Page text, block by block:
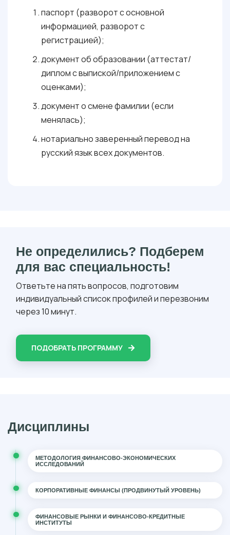
паспорт (разворот с основной
информацией, разворот с
регистрацией);
документ об образовании (аттестат/
диплом с выпиской/приложением с
оценками);
документ о смене фамилии (если
менялась);
нотариально заверенный перевод на
русский язык всех документов.
Не определились? Подберем
для вас специальность!
Ответьте на пять вопросов, подготовим
индивидуальный список профилей и перезвоним
через 10 минут.
ПОДОБРАТЬ ПРОГРАММУ
Дисциплины
МЕТОДОЛОГИЯ ФИНАНСОВО-ЭКОНОМИЧЕСКИХ
ИССЛЕДОВАНИЙ
КОРПОРАТИВНЫЕ ФИНАНСЫ (ПРОДВИНУТЫЙ УРОВЕНЬ)
ФИНАНСОВЫЕ РЫНКИ И ФИНАНСОВО-КРЕДИТНЫЕ
ИНСТИТУТЫ